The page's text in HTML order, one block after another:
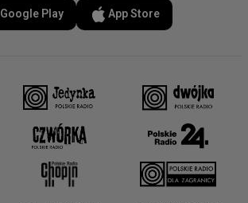
Google Play App Store